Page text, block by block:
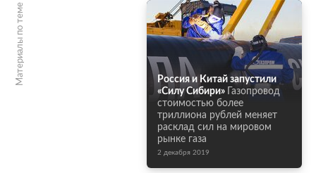
Материалы по теме
Россия и Китай запустили
«Силу Сибири»
Газопровод
стоимостью более
триллиона рублей меняет
расклад сил на мировом
рынке газа
2 декабря 2019